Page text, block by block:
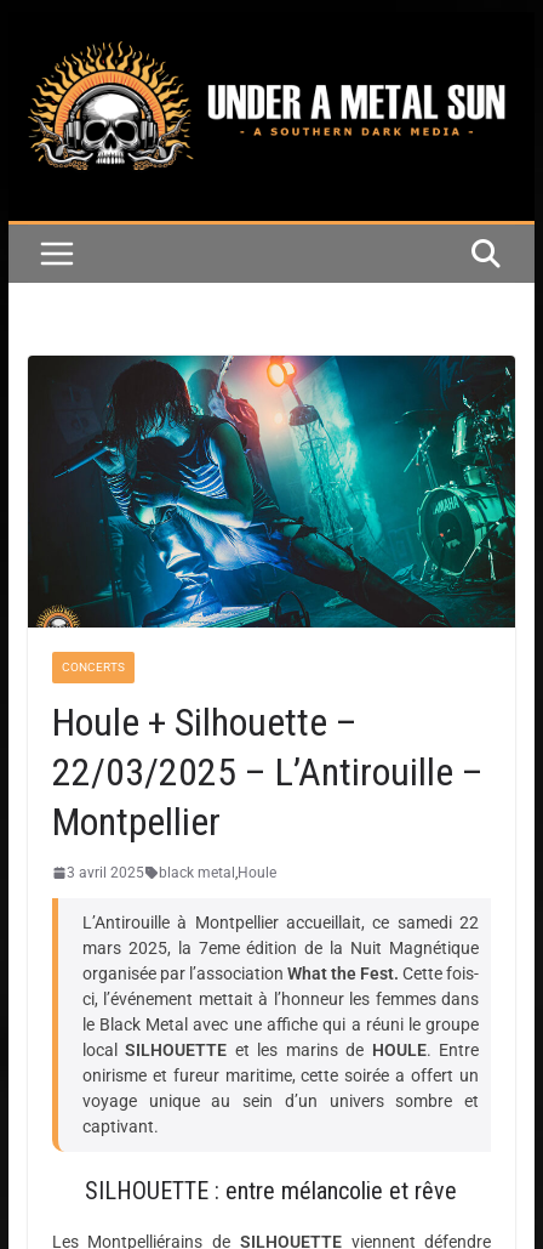
CONCERTS
Houle + Silhouette –
22/03/2025 – L’Antirouille –
Montpellier
3 avril 2025 black metal ,Houle
L’Antirouille à Montpellier accueillait, ce samedi 22
mars 2025, la 7eme édition de la Nuit Magnétique
organisée par l’association What the Fest. Cette fois-
ci, l’événement mettait à l’honneur les femmes dans
le Black Metal avec une affiche qui a réuni le groupe
localSILHOUETTE et les marins de HOULE. Entre
onirisme et fureur maritime, cette soirée a offert un
voyage unique au sein d’un univers sombre et
captivant.
SILHOUETTE : entre mélancolie et rêve
Les Montpelliérains de SILHOUETTEviennent défendre